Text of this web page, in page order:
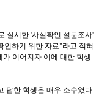
실시한 '사실확인 설문조사'
인하기 위한 자료"라고 적혀
이어지자 이에 대한 학생
답한 학생은 매우 소수였다.